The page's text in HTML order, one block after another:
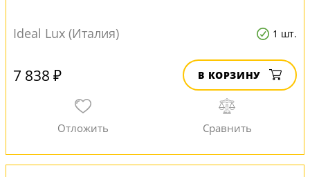
Ideal Lux (Италия) 1 шт.
7 838 ₽ В КОРЗИНУ